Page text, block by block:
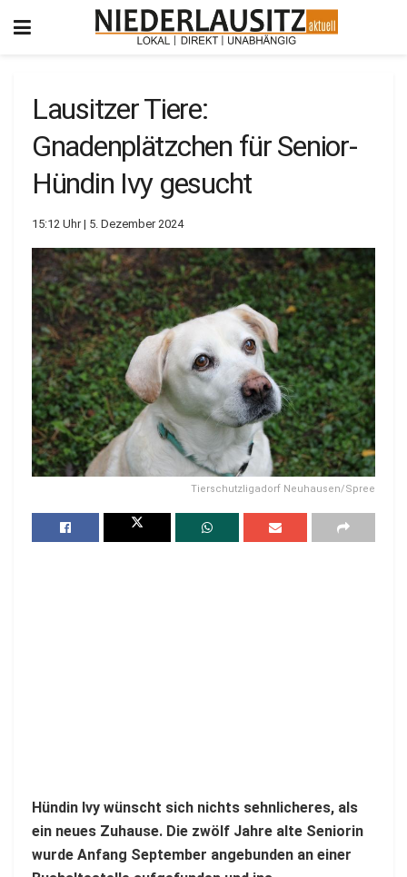
Lausitzer Tiere:
Gnadenplätzchen für Senior-
Hündin Ivy gesucht
15:12 Uhr | 5. Dezember 2024
Tierschutzligadorf Neuhausen/Spree
Hündin Ivy wünscht sich nichts sehnlicheres, als
ein neues Zuhause. Die zwölf Jahre alte Seniorin
wurde Anfang September angebunden an einer